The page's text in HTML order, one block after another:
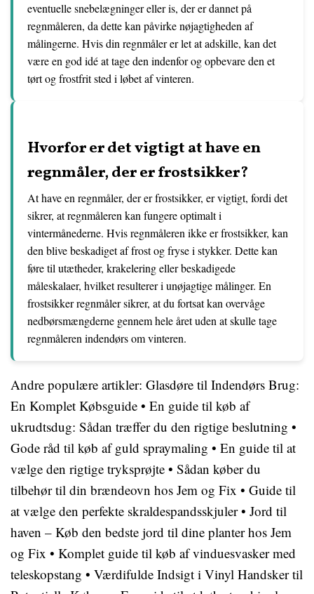
eventuelle snebelægninger eller is, der er dannet på
regnmåleren, da dette kan påvirke nøjagtigheden af
målingerne. Hvis din regnmåler er let at adskille, kan det
være en god idé at tage den indenfor og opbevare den et
tørt og frostfrit sted i løbet af vinteren.
Hvorfor er det vigtigt at have en
regnmåler, der er frostsikker?
At have en regnmåler, der er frostsikker, er vigtigt, fordi det
sikrer, at regnmåleren kan fungere optimalt i
vintermånederne. Hvis regnmåleren ikke er frostsikker, kan
den blive beskadiget af frost og fryse i stykker. Dette kan
føre til utætheder, krakelering eller beskadigede
måleskalaer, hvilket resulterer i unøjagtige målinger. En
frostsikker regnmåler sikrer, at du fortsat kan overvåge
nedbørsmængderne gennem hele året uden at skulle tage
regnmåleren indendørs om vinteren.
Andre populære artikler: Glasdøre til Indendørs Brug:
En Komplet Købsguide • En guide til køb af
ukrudtsdug: Sådan træffer du den rigtige beslutning •
Gode råd til køb af guld spraymaling • En guide til at
vælge den rigtige tryksprøjte • Sådan køber du
tilbehør til din brændeovn hos Jem og Fix • Guide til
at vælge den perfekte skraldespandsskjuler• Jord til
haven – Køb den bedste jord til dine planter hos Jem
og Fix • Komplet guide til køb af vinduesvasker med
teleskopstang • Værdifulde Indsigt i Vinyl Handsker til